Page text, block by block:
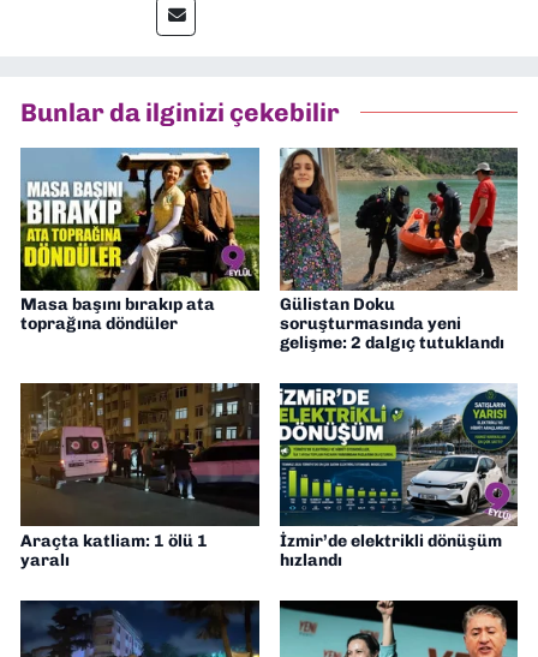
muhabir, editör, müdür yardımcısı ve spor
müdürü olarak görev yaptım. Ayrıca Yeni
Gazetesi'nde editörlük yapıyorum
Bunlar da ilginizi çekebilir
Masa başını bırakıp ata
toprağına döndüler
Gülistan Doku
soruşturmasında yeni
gelişme: 2 dalgıç tutuklandı
Araçta katliam: 1 ölü 1
yaralı
İzmir’de elektrikli dönüşüm
hızlandı